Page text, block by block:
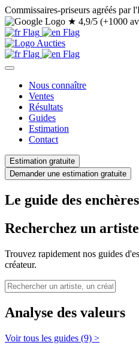
Commissaires-priseurs agréés par
★ 4,9/5 (+1000
Nous connaître
Ventes
Résultats
Guides
Estimation
Contact
Estimation gratuite
Demander une estimation gratuite
Le guide des enchères
Recherchez un artiste
Trouvez rapidement nos guides
créateur.
Analyse des valeurs
Voir tous les guides (9) >